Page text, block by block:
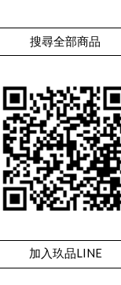
搜尋全部商品
加入玖品LINE